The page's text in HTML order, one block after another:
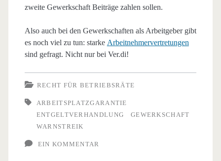
zweite Gewerkschaft Beiträge zahlen sollen.
Also auch bei den Gewerkschaften als Arbeitgeber gibt
es noch viel zu tun: starke Arbeitnehmervertretungen
sind gefragt. Nicht nur bei Ver.di!
RECHT FÜR BETRIEBSRÄTE
ARBEITSPLATZGARANTIE
ENTGELTVERHANDLUNG
GEWERKSCHAFT
WARNSTREIK
EIN KOMMENTAR